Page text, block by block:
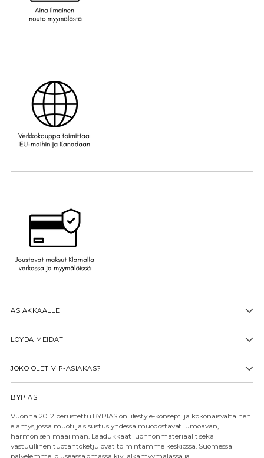
ASIAKKAALLE
LÖYDÄ MEIDÄT
JOKO OLET VIP-ASIAKAS?
BYPIAS
Vuonna 2012 perustettu BYPIAS on lifestyle-konsepti ja kokonaisvaltainen
elämys, jossa muoti ja sisustus yhdessä muodostavat lumoavan,
harmonisen maailman. Laadukkaat luonnonmateriaalit sekä
vastuullinen tuotantoketju ovat toimintamme keskiössä. Suomessa